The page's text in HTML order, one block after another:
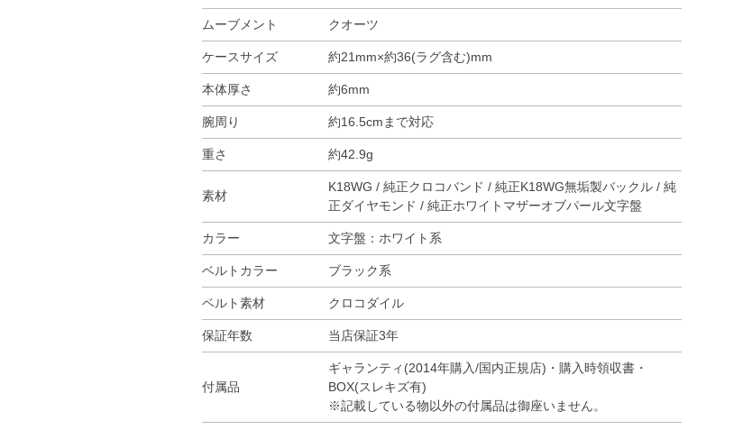
ムーブメント クオーツ
ケースサイズ 約21mm×約36(ラグ含む)mm
本体厚さ 約6mm
腕周り 約16.5cmまで対応
重さ 約42.9g
素材
K18WG / 純正クロコバンド / 純正K18WG無垢製バックル / 純
正ダイヤモンド / 純正ホワイトマザーオブパール文字盤
カラー 文字盤：ホワイト系
ベルトカラー ブラック系
ベルト素材 クロコダイル
保証年数 当店保証3年
付属品
ギャランティ(2014年購入/国内正規店)・購入時領収書・
BOX(スレキズ有)
※記載している物以外の付属品は御座いません。